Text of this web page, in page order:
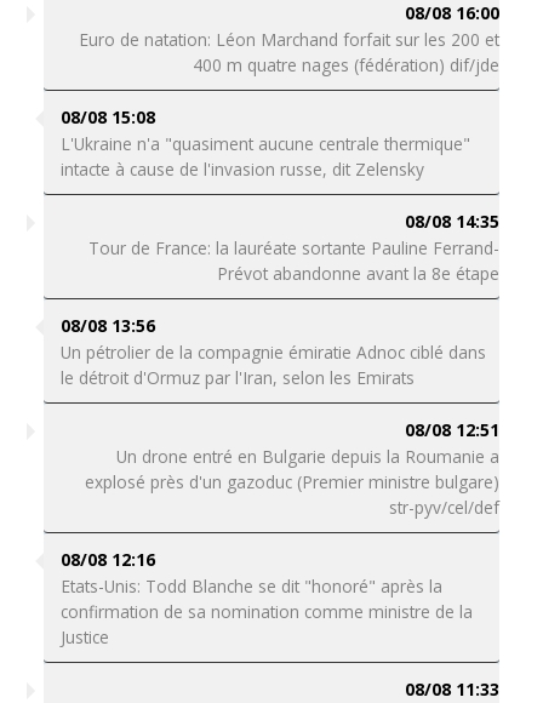
08/08 16:00
Euro de natation: Léon Marchand forfait sur les 200 et
400 m quatre nages (fédération) dif/jde
08/08 15:08
L'Ukraine n'a "quasiment aucune centrale thermique"
intacte à cause de l'invasion russe, dit Zelensky
08/08 14:35
Tour de France: la lauréate sortante Pauline Ferrand-
Prévot abandonne avant la 8e étape
08/08 13:56
Un pétrolier de la compagnie émiratie Adnoc ciblé dans
le détroit d'Ormuz par l'Iran, selon les Emirats
08/08 12:51
Un drone entré en Bulgarie depuis la Roumanie a
explosé près d'un gazoduc (Premier ministre bulgare)
str-pyv/cel/def
08/08 12:16
Etats-Unis: Todd Blanche se dit "honoré" après la
confirmation de sa nomination comme ministre de la
Justice
08/08 11:33